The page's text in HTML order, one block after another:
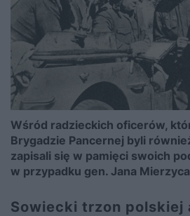
Wśród radzieckich oficerów,
Brygadzie Pancernej byli
zapisali się w pamięci swoich
w przypadku gen. Jana
Sowiecki trzon polskiej